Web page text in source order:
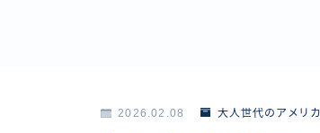
2026.02.08 大人世代のアメリ